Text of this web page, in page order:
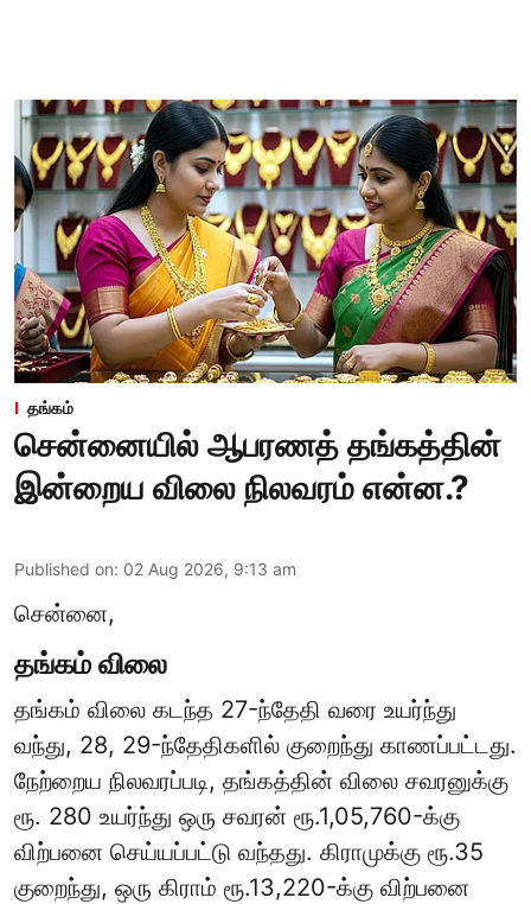
தங்கம்
சென்னையில் ஆபரணத் தங்கத்தின்
இன்றைய விலை நிலவரம் என்ன.?
Published on: 02 Aug 2026, 9:13 am
சென்னை,
தங்கம் விலை
தங்கம் விலை கடந்த 27-ந்தேதி வரை உயர்ந்து
வந்து, 28, 29-ந்தேதிகளில் குறைந்து காணப்பட்டது.
நேற்றைய நிலவரப்படி, தங்கத்தின் விலை சவரனுக்கு
ரூ. 280 உயர்ந்து ஒரு சவரன் ரூ.1,05,760-க்கு
விற்பனை செய்யப்பட்டு வந்தது. கிராமுக்கு ரூ.35
குறைந்து, ஒரு கிராம் ரூ.13,220-க்கு விற்பனை